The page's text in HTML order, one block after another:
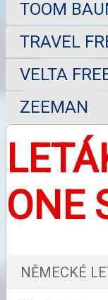
TOOM
TRAVEL
VELTA
ZEEMAN
ONE
NĚMECKÉ